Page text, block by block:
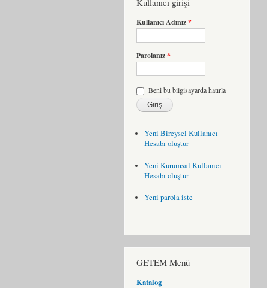
Kullanıcı Adınız*
Parolanız*
Beni bu bilgisayarda hatırla
Yeni Bireysel Kullanıcı
Hesabı oluştur
Yeni Kurumsal Kullanıcı
Hesabı oluştur
Yeni parola iste
GETEM Menü
Katalog